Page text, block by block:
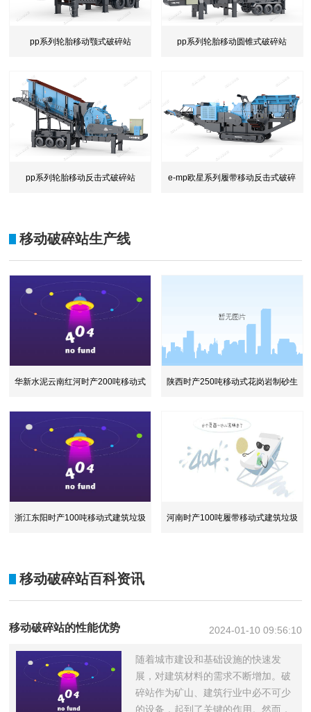
pp系列轮胎移动颚式破碎站 pp系列轮胎移动圆锥式破碎站
pp系列轮胎移动反击式破碎站 e-mp欧星系列履带移动反击式破碎
移动破碎站生产线
华新水泥云南红河时产200吨移动式 陕西时产250吨移动式花岗岩制砂生
浙江东阳时产100吨移动式建筑垃圾 河南时产100吨履带移动式建筑垃圾
移动破碎站百科资讯
移动破碎站的性能优势 2024-01-10 09:56:10
随着城市建设和基础设施的快速发
展，对建筑材料的需求不断增加。破
碎站作为矿山、建筑行业中必不可少
的设备，起到了关键的作用。然而，